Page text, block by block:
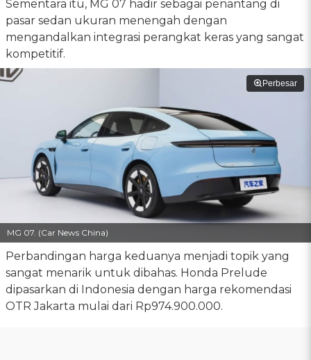
Sementara itu, MG 07 hadir sebagai penantang di
pasar sedan ukuran menengah dengan
mengandalkan integrasi perangkat keras yang sangat
kompetitif.
Perbesar
MG 07. (Car News China)
Perbandingan harga keduanya menjadi topik yang
sangat menarik untuk dibahas. Honda Prelude
dipasarkan di Indonesia dengan harga rekomendasi
OTR Jakarta mulai dari Rp974.900.000.